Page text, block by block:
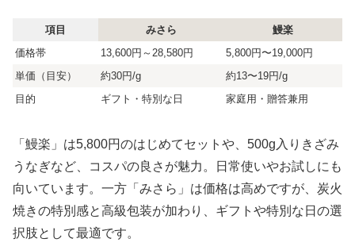
項目 みさら
鰻楽
価格帯
13,600円～28,580円
5,800円〜19,000円
単価（目安）
約30円/g
約13〜19円/g
目的
ギフト・特別な日 家庭用・贈答兼用
「鰻楽」は5,800円のはじめてセットや、500g入りきざみ
うなぎなど、コスパの良さが魅力。日常使いやお試しにも
向いています。一方「みさら」は価格は高めですが、炭火
焼きの特別感と高級包装が加わり、ギフトや特別な日の選
択肢として最適です。